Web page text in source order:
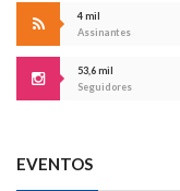
4 mil
Assinantes
53,6 mil
Seguidores
EVENTOS